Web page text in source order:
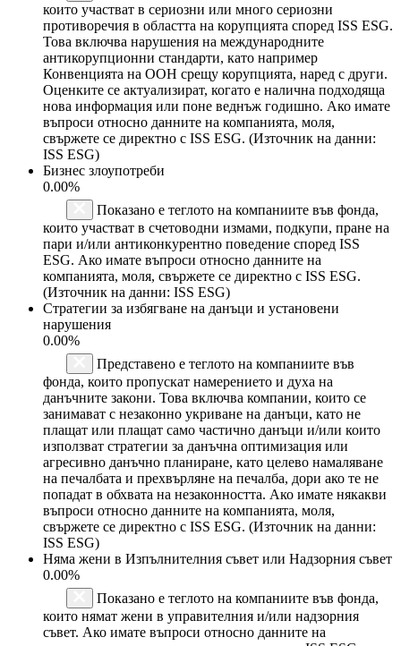
които участват в сериозни или много сериозни
противоречия в областта на корупцията според ISS ESG.
Това включва нарушения на международните
антикорупционни стандарти, като например
Конвенцията на ООН срещу корупцията, наред с други.
Оценките се актуализират, когато е налична подходяща
нова информация или поне веднъж годишно. Ако имате
въпроси относно данните на компанията, моля,
свържете се директно с ISS ESG. (Източник на данни:
ISS ESG)
Бизнес злоупотреби
0.00%
Показано е теглото на компаниите във фонда,
които участват в счетоводни измами, подкупи, пране на
пари и/или антиконкурентно поведение според ISS
ESG. Ако имате въпроси относно данните на
компанията, моля, свържете се директно с ISS ESG.
(Източник на данни: ISS ESG)
Стратегии за избягване на данъци и установени
нарушения
0.00%
Представено е теглото на компаниите във
фонда, които пропускат намерението и духа на
данъчните закони. Това включва компании, които се
занимават с незаконно укриване на данъци, като не
плащат или плащат само частично данъци и/или които
използват стратегии за данъчна оптимизация или
агресивно данъчно планиране, като целево намаляване
на печалбата и прехвърляне на печалба, дори ако те не
попадат в обхвата на незаконността. Ако имате някакви
въпроси относно данните на компанията, моля,
свържете се директно с ISS ESG. (Източник на данни:
ISS ESG)
Няма жени в Изпълнителния съвет или Надзорния съвет
0.00%
Показано е теглото на компаниите във фонда,
които нямат жени в управителния и/или надзорния
съвет. Ако имате въпроси относно данните на